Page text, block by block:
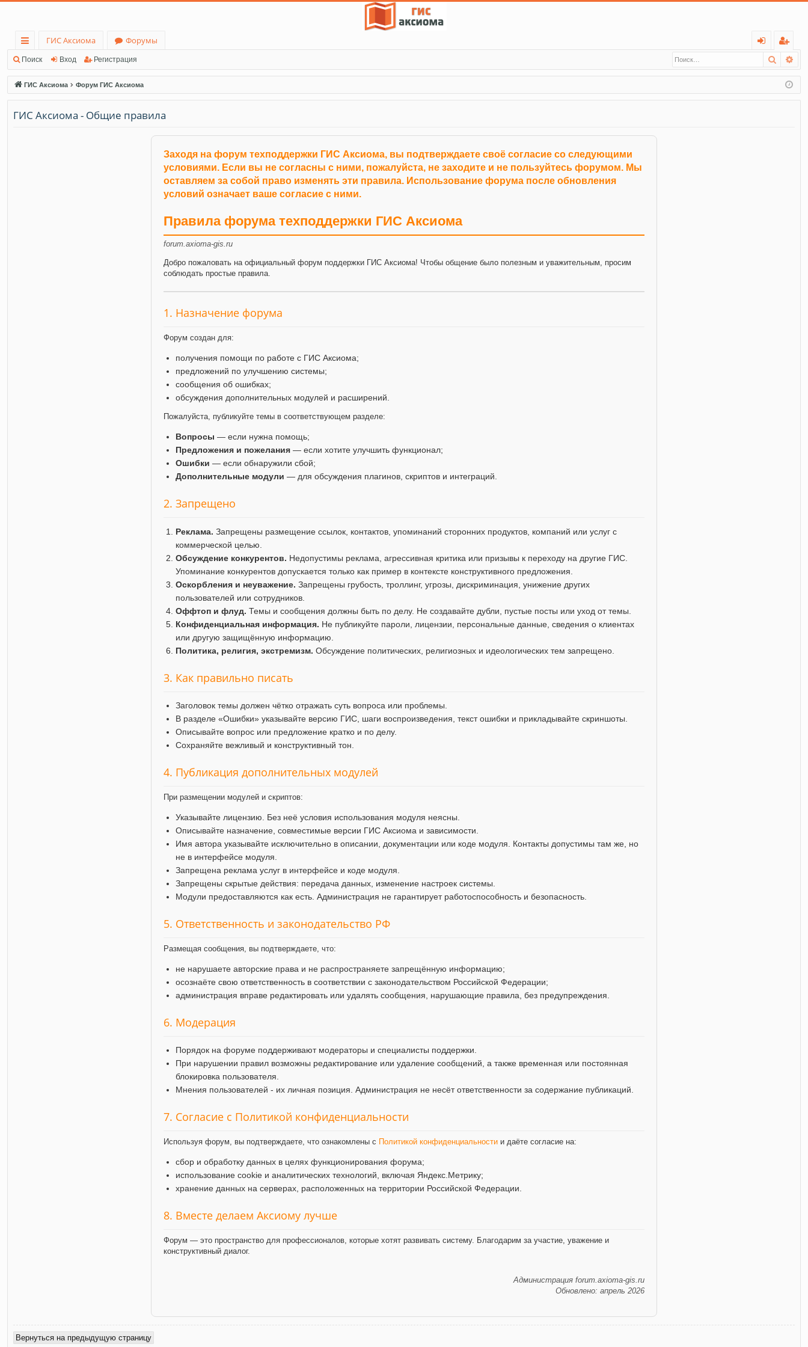
с
ы
лк
и
ГИС Аксиома
Форумы
д
ег
ис
тр
Поиск Вход Регистрация Поиск
ГИС Аксиома Форум ГИС Аксиома
ГИС Аксиома - Общие правила
Заходя на форум техподдержки ГИС Аксиома, вы подтверждаете своё согласие со следующими
условиями. Если вы не согласны с ними, пожалуйста, не заходите и не пользуйтесь форумом. Мы
оставляем за собой право изменять эти правила. Использование форума после обновления
условий означает ваше согласие с ними.
Правила форума техподдержки ГИС Аксиома
forum.axioma-gis.ru
Добро пожаловать на официальный форум поддержки ГИС Аксиома! Чтобы общение было полезным и уважительным, просим
соблюдать простые правила.
1. Назначение форума
Форум создан для:
получения помощи по работе с ГИС Аксиома;
предложений по улучшению системы;
сообщения об ошибках;
обсуждения дополнительных модулей и расширений.
Пожалуйста, публикуйте темы в соответствующем разделе:
Вопросы — если нужна помощь;
Предложения и пожелания — если хотите улучшить функционал;
Ошибки — если обнаружили сбой;
Дополнительные модули — для обсуждения плагинов, скриптов и интеграций.
2. Запрещено
Реклама. Запрещены размещение ссылок, контактов, упоминаний сторонних продуктов, компаний или услуг с
коммерческой целью.
Обсуждение конкурентов. Недопустимы реклама, агрессивная критика или призывы к переходу на другие ГИС.
Упоминание конкурентов допускается только как пример в контексте конструктивного предложения.
Оскорбления и неуважение. Запрещены грубость, троллинг, угрозы, дискриминация, унижение других
пользователей или сотрудников.
Оффтоп и флуд. Темы и сообщения должны быть по делу. Не создавайте дубли, пустые посты или уход от темы.
Конфиденциальная информация. Не публикуйте пароли, лицензии, персональные данные, сведения о клиентах
или другую защищённую информацию.
Политика, религия, экстремизм. Обсуждение политических, религиозных и идеологических тем запрещено.
3. Как правильно писать
Заголовок темы должен чётко отражать суть вопроса или проблемы.
В разделе «Ошибки» указывайте версию ГИС, шаги воспроизведения, текст ошибки и прикладывайте скриншоты.
Описывайте вопрос или предложение кратко и по делу.
Сохраняйте вежливый и конструктивный тон.
4. Публикация дополнительных модулей
При размещении модулей и скриптов:
Указывайте лицензию. Без неё условия использования модуля неясны.
Описывайте назначение, совместимые версии ГИС Аксиома и зависимости.
Имя автора указывайте исключительно в описании, документации или коде модуля. Контакты допустимы там же, но
не в интерфейсе модуля.
Запрещена реклама услуг в интерфейсе и коде модуля.
Запрещены скрытые действия: передача данных, изменение настроек системы.
Модули предоставляются как есть. Администрация не гарантирует работоспособность и безопасность.
5. Ответственность и законодательство РФ
Размещая сообщения, вы подтверждаете, что:
не нарушаете авторские права и не распространяете запрещённую информацию;
осознаёте свою ответственность в соответствии с законодательством Российской Федерации;
администрация вправе редактировать или удалять сообщения, нарушающие правила, без предупреждения.
6. Модерация
Порядок на форуме поддерживают модераторы и специалисты поддержки.
При нарушении правил возможны редактирование или удаление сообщений, а также временная или постоянная
блокировка пользователя.
Мнения пользователей - их личная позиция. Администрация не несёт ответственности за содержание публикаций.
7. Согласие с Политикой конфиденциальности
Используя форум, вы подтверждаете, что ознакомлены с Политикой конфиденциальности и даёте согласие на:
сбор и обработку данных в целях функционирования форума;
использование cookie и аналитических технологий, включая Яндекс.Метрику;
хранение данных на серверах, расположенных на территории Российской Федерации.
8. Вместе делаем Аксиому лучше
Форум — это пространство для профессионалов, которые хотят развивать систему. Благодарим за участие, уважение и
конструктивный диалог.
Администрация forum.axioma-gis.ru
Обновлено: апрель 2026
Вернуться на предыдущую страницу